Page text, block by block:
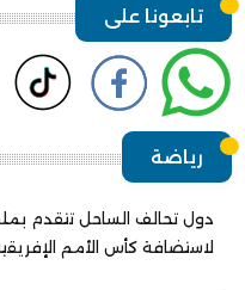
تابعونا على
رياضة
دول تحالف الساحل تتقدم
لاستضافة كأس الأمم الإفريقية